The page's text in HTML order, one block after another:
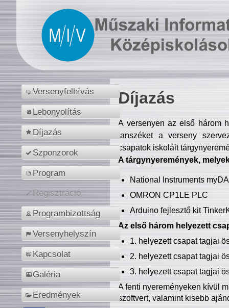
Versenyfelhívás
Lebonyolítás
Díjazás
Szponzorok
Program
Regisztráció
Programbizottság
Versenyhelyszín
Kapcsolat
Galéria
Eredmények
Díjazás
A versenyen az első három
tanszéket a verseny
csapatok iskoláit
A tárgynyeremények,
National Instruments
OMRON CP1LE PLC
Arduino fejlesztő kit
Az első három helyezett
1. helyezett csapat tagjai
2. helyezett csapat tagjai
3. helyezett csapat tagjai
A fenti nyereményeken kívül
szoftvert, valamint kisebb